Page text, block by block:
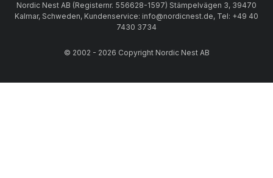
Nordic Nest AB (Registernr. 556628-1597) Stämpelvägen 3, 39470
Kalmar, Schweden, Kundenservice: info@nordicnest.de, Tel: +49 40
7430 3734
© 2002 - 2026 Copyright Nordic Nest AB